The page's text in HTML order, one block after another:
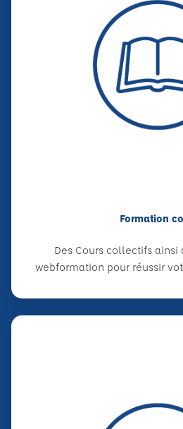
Formation
Des Cours collectifs ainsi
webformation pour réussir